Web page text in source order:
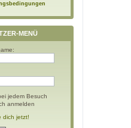
MENÜ
jedem Besuch
anmelden
dich jetzt!